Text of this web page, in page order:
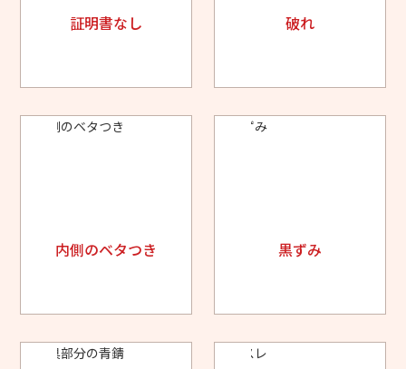
証明書なし 破れ
内側のベタつき 黒ずみ